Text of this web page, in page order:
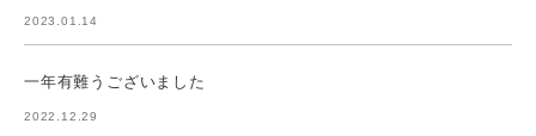
2023.01.14
一年有難うございました
2022.12.29